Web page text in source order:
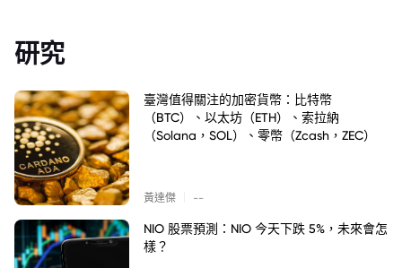
研究
臺灣值得關注的加密貨幣：比特幣
（BTC）、以太坊（ETH）、索拉納
（Solana，SOL）、零幣（Zcash，ZEC）
黃達傑 --
NIO 股票預測：NIO 今天下跌 5%，未來會怎
樣？